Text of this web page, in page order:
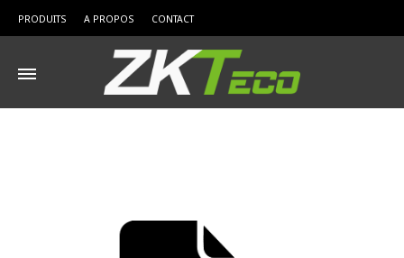
PRODUITS A PROPOS CONTACT